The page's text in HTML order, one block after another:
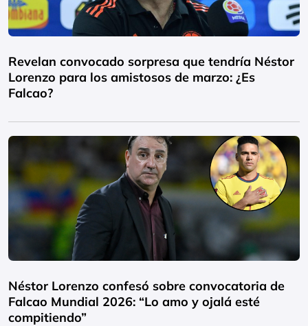
Revelan convocado sorpresa que tendría Néstor
Lorenzo para los amistosos de marzo: ¿Es
Falcao?
Néstor Lorenzo confesó sobre convocatoria de
Falcao Mundial 2026: “Lo amo y ojalá esté
compitiendo”